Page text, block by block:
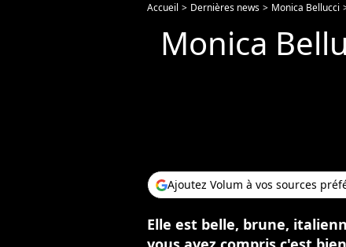
Accueil Dernières news Monica Bellucci
Monica
Ajoutez Volum à vos sources
Elle est belle, brune,